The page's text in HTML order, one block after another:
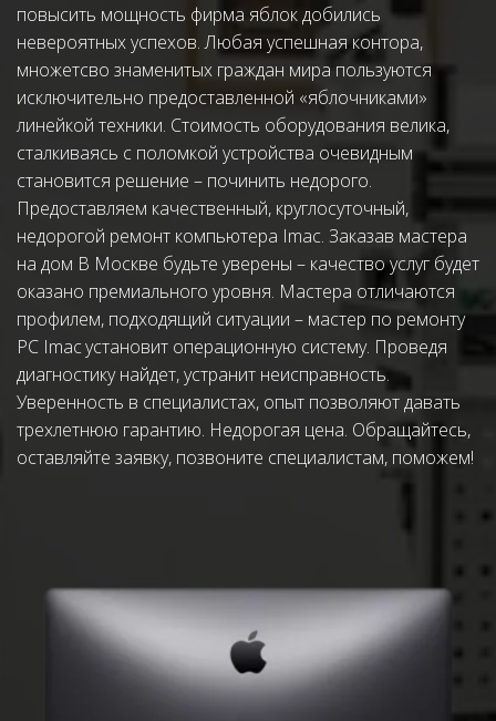
повысить мощность фирма яблок добились
невероятных успехов. Любая успешная контора,
множетсво знаменитых граждан мира пользуются
исключительно предоставленной «яблочниками»
линейкой техники. Стоимость оборудования велика,
сталкиваясь с поломкой устройства очевидным
становится решение – починить недорого.
Предоставляем качественный, круглосуточный,
недорогой ремонт компьютера Imac. Заказав мастера
на дом В Москве будьте уверены – качество услуг будет
оказано премиального уровня. Мастера отличаются
профилем, подходящий ситуации – мастер по ремонту
PC Imac установит операционную систему. Проведя
диагностику найдет, устранит неисправность.
Уверенность в специалистах, опыт позволяют давать
трехлетнюю гарантию. Недорогая цена. Обращайтесь,
оставляйте заявку, позвоните специалистам, поможем!